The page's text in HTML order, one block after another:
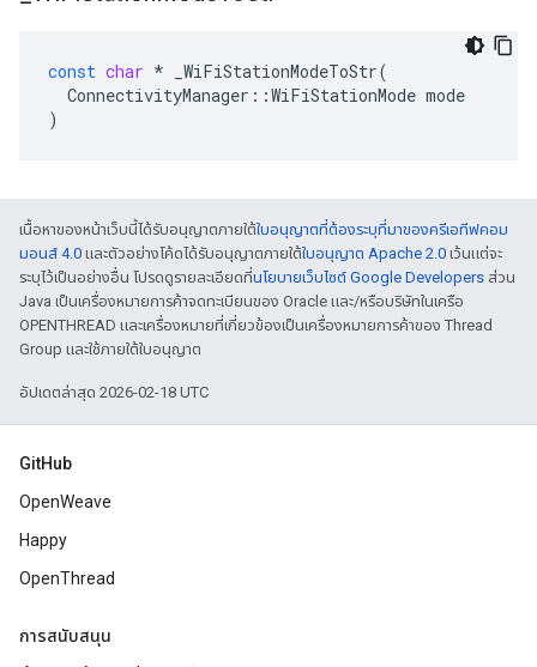
const char * _WiFiStationModeToStr(
ConnectivityManager ::WiFiStationMode mode
)
เนื้อหาของหน้าเว็บนี้ได้รับอนุญาตภายใต้ใบอนุญาตที่ต้องระบุที่มาของครีเอทีฟคอม
มอนส์ 4.0 และตัวอย่างโค้ดได้รับอนุญาตภายใต้ใบอนุญาต Apache 2.0 เว้นแต่จะ
ระบุไว้เป็นอย่างอื่น โปรดดูรายละเอียดที่นโยบายเว็บไซต์ Google Developers ส่วน
Java เป็นเครื่องหมายการค้าจดทะเบียนของ Oracle และ/หรือบริษัทในเครือ
OPENTHREAD และเครื่องหมายที่เกี่ยวข้องเป็นเครื่องหมายการค้าของ Thread
Group และใช้ภายใต้ใบอนุญาต
อัปเดตล่าสุด 2026-02-18 UTC
GitHub
OpenWeave
Happy
OpenThread
การสนับสนุน